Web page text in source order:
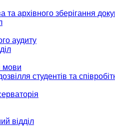
та архівного зберігання
аудиту
мови
студентів та
відділ